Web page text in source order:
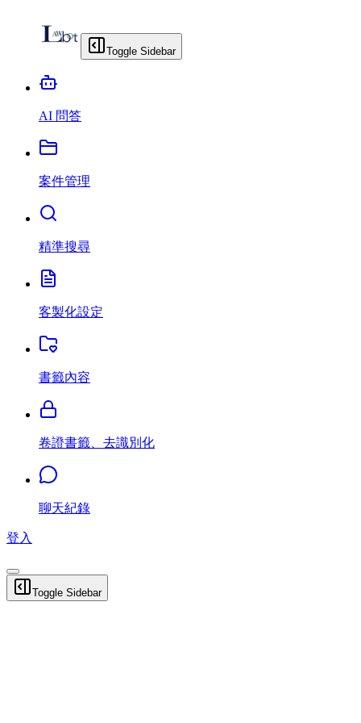
Toggle Sidebar
AI 問答
案件管理
精準搜尋
客製化設定
書籤內容
卷證書籤、去識別化
聊天紀錄
登入
Toggle Sidebar